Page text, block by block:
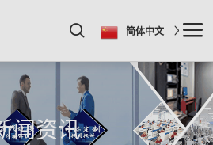
简体中文
闻资讯